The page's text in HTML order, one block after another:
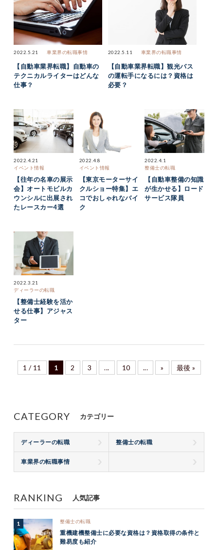
2022.5.21 車業界の転職事情
【自動車業界転職】自動車の
テクニカルライターはどんな
仕事？
2022.5.11 車業界の転職事情
【自動車業界転職】観光バス
の運転手になるには？資格は
必要？
2022.4.21
イベント情報
【往年の名車の展示
会】オートモビルカ
ウンシルに出展され
たレースカー4選
2022.4.8
イベント情報
【東京モーターサイ
クルショー特集】エ
コでおしゃれなバイ
ク
2022.4.1
整備士の転職
【自動車整備の知識
が生かせる】ロード
サービス隊員
2022.3.21
ディーラーの転職
【整備士経験を活か
せる仕事】アジャス
ター
1 / 11 1 2 3 ... 10 ... » 最後 »
CATEGORY カテゴリー
ディーラーの転職 整備士の転職
車業界の転職事情
RANKING 人気記事
整備士の転職
重機建機整備士に必要な資格は？資格取得の条件と
難易度も紹介